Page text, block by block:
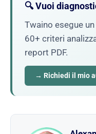
🔍 Vuoi
Twaino esegue
60+ criteri
report PDF.
→ Richiedi il mio